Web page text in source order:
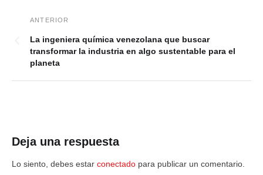
La ingeniera química venezolana que buscar
transformar la industria en algo sustentable para el
planeta
Deja una respuesta
Lo siento, debes estar conectado para publicar un comentario.